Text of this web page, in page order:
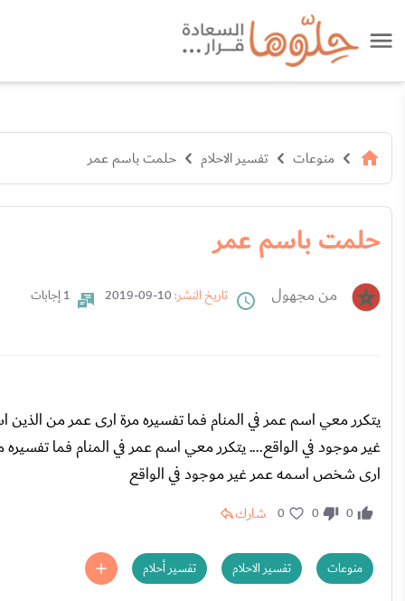
منوعات تفسير الاحلام حلمت باسم عمر
حلمت باسم عمر
من مجهول تاريخ النشر: 1 إجابات
يتكرر معي اسم عمر في المنام فما تفسيره مرة ارى عمر من
غير موجود في الواقع.... يتكرر معي اسم عمر في المنام فما
ارى شخص اسمه عمر غير موجود في الواقع
0
0
0 شارك
منوعات تفسير الاحلام تفسير أحلام